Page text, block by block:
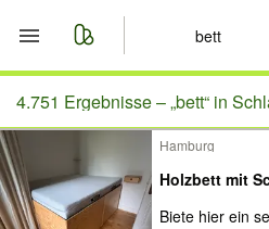
Start
Merkliste
Nachrichten
4.751 Ergebnisse –„bett“ in
Hamburg
Holzbett mit
Biete hier ein